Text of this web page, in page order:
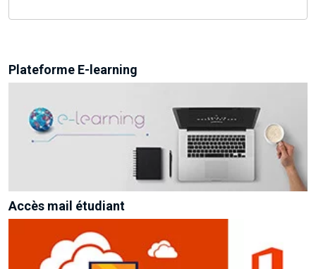
Plateforme E-learning
Accès mail étudiant